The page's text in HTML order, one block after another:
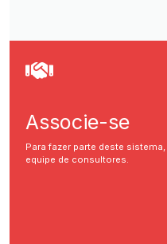
Associe-se
Para fazer parte deste
equipe de consultores.